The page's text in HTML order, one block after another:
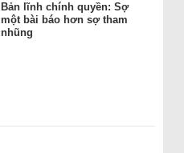
Bản lĩnh chính quyền: Sợ
một bài báo hơn sợ tham
nhũng